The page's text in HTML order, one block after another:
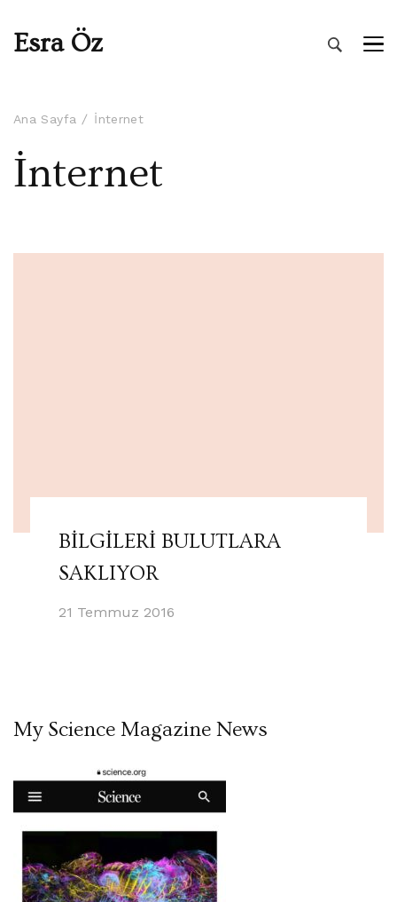
Esra Öz
Ana Sayfa İnternet
İnternet
BİLGİLERİ BULUTLARA
SAKLIYOR
21 Temmuz 2016
My Science Magazine News